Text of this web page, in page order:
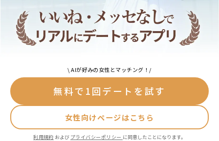
\ AIが好みの女性とマッチング！/
無料で1回デートを試す
女性向けページはこちら
利用規約 および プライバシーポリシー に同意したことになります。